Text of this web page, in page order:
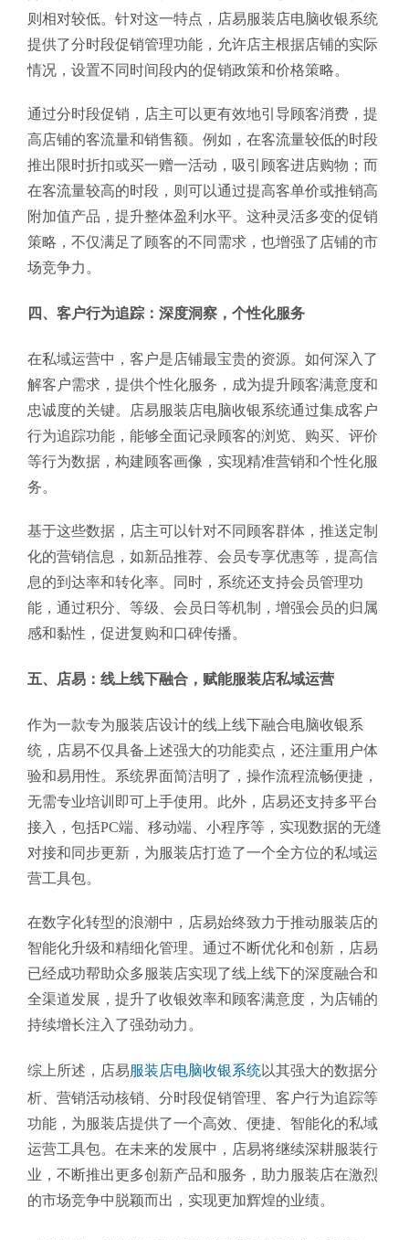
则相对较低。针对这一特点，店易服装店电脑收银系统
提供了分时段促销管理功能，允许店主根据店铺的实际
情况，设置不同时间段内的促销政策和价格策略。
通过分时段促销，店主可以更有效地引导顾客消费，提
高店铺的客流量和销售额。例如，在客流量较低的时段
推出限时折扣或买一赠一活动，吸引顾客进店购物；而
在客流量较高的时段，则可以通过提高客单价或推销高
附加值产品，提升整体盈利水平。这种灵活多变的促销
策略，不仅满足了顾客的不同需求，也增强了店铺的市
场竞争力。
四、客户行为追踪：深度洞察，个性化服务
在私域运营中，客户是店铺最宝贵的资源。如何深入了
解客户需求，提供个性化服务，成为提升顾客满意度和
忠诚度的关键。店易服装店电脑收银系统通过集成客户
行为追踪功能，能够全面记录顾客的浏览、购买、评价
等行为数据，构建顾客画像，实现精准营销和个性化服
务。
基于这些数据，店主可以针对不同顾客群体，推送定制
化的营销信息，如新品推荐、会员专享优惠等，提高信
息的到达率和转化率。同时，系统还支持会员管理功
能，通过积分、等级、会员日等机制，增强会员的归属
感和黏性，促进复购和口碑传播。
五、店易：线上线下融合，赋能服装店私域运营
作为一款专为服装店设计的线上线下融合电脑收银系
统，店易不仅具备上述强大的功能卖点，还注重用户体
验和易用性。系统界面简洁明了，操作流程流畅便捷，
无需专业培训即可上手使用。此外，店易还支持多平台
接入，包括PC端、移动端、小程序等，实现数据的无缝
对接和同步更新，为服装店打造了一个全方位的私域运
营工具包。
在数字化转型的浪潮中，店易始终致力于推动服装店的
智能化升级和精细化管理。通过不断优化和创新，店易
已经成功帮助众多服装店实现了线上线下的深度融合和
全渠道发展，提升了收银效率和顾客满意度，为店铺的
持续增长注入了强劲动力。
综上所述，店易服装店电脑收银系统以其强大的数据分
析、营销活动核销、分时段促销管理、客户行为追踪等
功能，为服装店提供了一个高效、便捷、智能化的私域
运营工具包。在未来的发展中，店易将继续深耕服装行
业，不断推出更多创新产品和服务，助力服装店在激烈
的市场竞争中脱颖而出，实现更加辉煌的业绩。